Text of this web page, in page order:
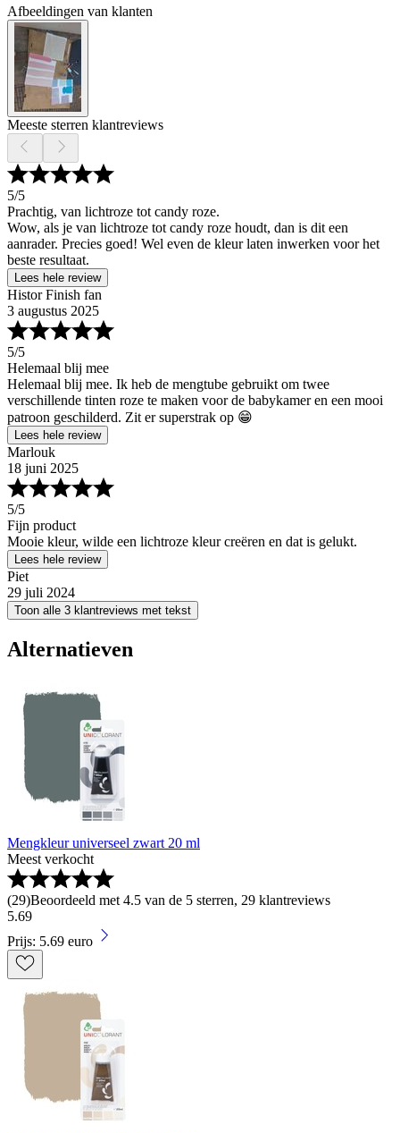
Afbeeldingen van klanten
Meeste sterren klantreviews
5/5
Prachtig, van lichtroze tot candy roze.
Wow, als je van lichtroze tot candy roze houdt, dan is dit een
aanrader. Precies goed! Wel even de kleur laten inwerken voor het
beste resultaat.
Lees hele review
Histor Finish fan
3 augustus 2025
5/5
Helemaal blij mee
Helemaal blij mee. Ik heb de mengtube gebruikt om twee
verschillende tinten roze te maken voor de babykamer en een mooi
patroon geschilderd. Zit er superstrak op 😁
Lees hele review
Marlouk
18 juni 2025
5/5
Fijn product
Mooie kleur, wilde een lichtroze kleur creëren en dat is gelukt.
Lees hele review
Piet
29 juli 2024
Toon alle 3 klantreviews met tekst
Alternatieven
Mengkleur universeel zwart 20 ml
Meest verkocht
(29)Beoordeeld met 4.5 van de 5 sterren, 29 klantreviews
5.69
Prijs: 5.69 euro